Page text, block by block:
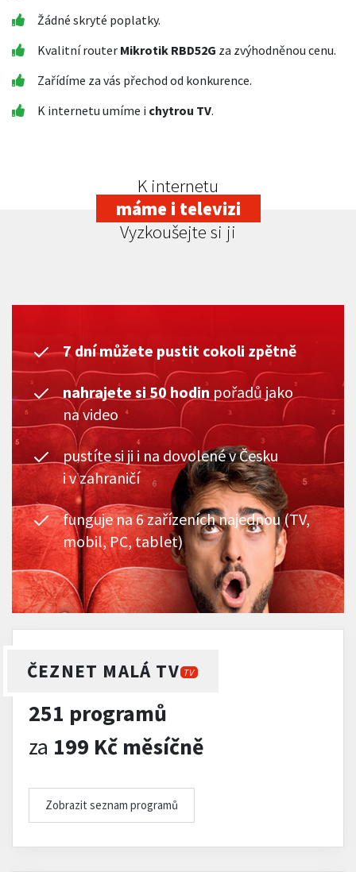
Žádné skryté poplatky.
Kvalitní router Mikrotik RBD52G za zvýhodněnou cenu.
Zařídíme za vás přechod od konkurence.
K internetu umíme i chytrou TV.
K internetu
máme i televizi
Vyzkoušejte si ji
7 dní můžete pustit cokoli zpětně
nahrajete si 50 hodin pořadů jako
na video
pustíte si ji i na dovolené v Česku
i v zahraničí
funguje na 6 zařízeních najednou (TV,
mobil, PC, tablet)
ČEZNET MALÁ TV TV
251 programů
za 199 Kč měsíčně
Zobrazit seznam programů